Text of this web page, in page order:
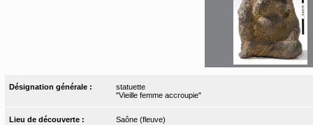
Désignation générale :
statuette
"Vieille femme accroupie"
Lieu de découverte : Saône (fleuve)